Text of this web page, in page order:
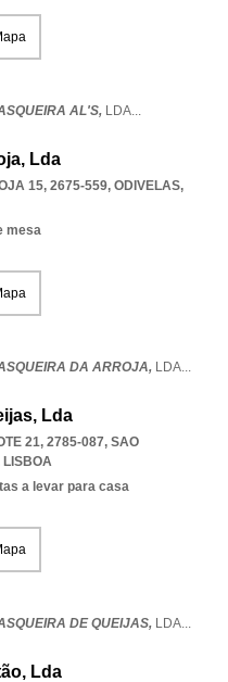
AL'S, LDA...
Lda
15, 2675-559, ODIVELAS,
mesa
DA ARROJA, LDA...
Lda
21, 2785-087, SAO
LISBOA
a levar para casa
DE QUEIJAS, LDA...
Lda